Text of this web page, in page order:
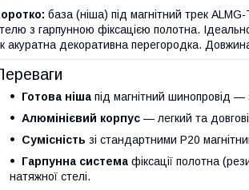
база (ніша) під магнітний трек ALMG-
з гарпунною фіксацією полотна.
акуратна декоративна перегородка.
Готова ніша під магнітний шинопровід
Алюмінієвий корпус — легкий та
Сумісність зі стандартними P20
Гарпунна система фіксації полотна
натяжної стелі.